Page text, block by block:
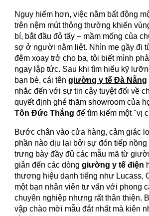
Nguy hiểm hơn, việc nằm bất động
trên nệm mút thông thường khiến
bí, bắt đầu đỏ tấy – mầm mống của
sợ ở người nằm liệt. Nhìn mẹ gầy đi
đêm xoay trở cho ba, tôi biết mình
ngay lập tức. Sau khi tìm hiểu kỹ
bạn bè, cái têngiường y tế Đà Nẵng
nhắc đến với sự tin cậy tuyệt đối về
quyết định ghé thăm showroom của
Tôn Đức Thắng để tìm kiếm một "vị
Bước chân vào cửa hàng, cảm giác
phần nào dịu lại bởi sự đón tiếp nồng
trưng bày đầy đủ các mẫu mã từ
giản đến các dònggiường y tế điện
thương hiệu danh tiếng như Lucass,
một bạn nhân viên tư vấn với phong
chuyên nghiệp nhưng rất thân thiện.
vập chào mời mẫu đắt nhất mà kiên